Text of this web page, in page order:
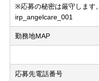
※応募の秘密は厳守します。
irp_angelcare_001
勤務地MAP
応募先電話番号